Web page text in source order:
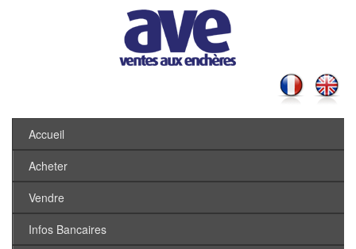
Accueil
Acheter
Vendre
Infos Bancaires